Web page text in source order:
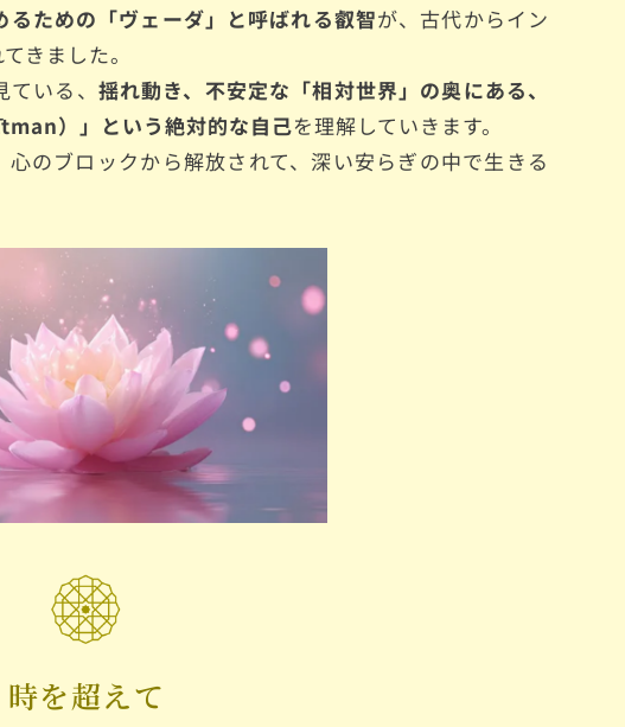
ための「ヴェーダ」と呼ばれる叡智が、古代からイン
きました。
いる、 揺れ動き、不安定な「相対世界」の奥にある、
）」という絶対的な自己を理解していきます。
のブロックから解放されて、深い安らぎの中で生きる
時を超えて